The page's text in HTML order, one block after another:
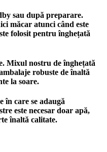
sau după preparare.
măcar atunci când este
folosit pentru înghețată
Mixul nostru de înghețată
robuste de înaltă
la soare.
în care se adaugă
este necesar doar apă,
înaltă calitate.